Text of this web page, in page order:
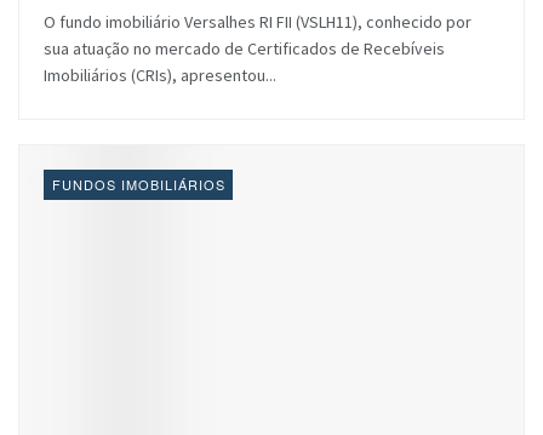
O fundo imobiliário Versalhes RI FII (VSLH11), conhecido por
sua atuação no mercado de Certificados de Recebíveis
Imobiliários (CRIs), apresentou...
FUNDOS IMOBILIÁRIOS